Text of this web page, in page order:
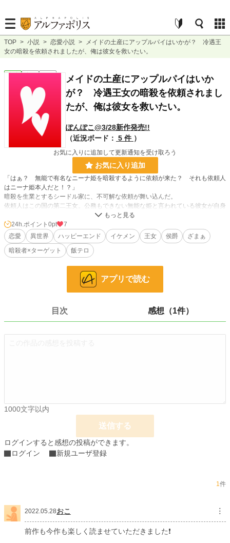
TOP > 小説 > 恋愛小説 >
メイドの土産にアップルパイはいかが？ 冷遇王
女の暗殺を依頼されましたが、俺は彼女を救いたい。
恋愛 完結 短編
メイドの土産にアップルパイはいか
が？ 冷遇王女の暗殺を依頼されまし
たが、俺は彼女を救いたい。
ぽんぽこ@3/28新作発売!!
（近況ボード： 5 件 ）
お気に入りに追加して更新通知を受け取ろう
お気に入り追加
「はぁ？ 無能で有名なニーナ姫を暗殺するように依頼が来た？ それも依頼人
はニーナ姫本人だと！？」
暗殺を生業とするシードル家に、不可解な依頼が舞い込んだ。
依頼人はこの国の第二王女。公務もできない無能な姫と言われている彼女が自身
不審に思ったシードル侯爵家当主のヴィクターはニーナ姫の元を訪ねることにこ
とにした。
しかしそこで出逢った彼女は、とても自殺を望んでいるようには見えなかった。
だがニーナ姫を知ろうとすればするほど、ヴィクターは彼女に惹かれていく。
国を護る番犬としての立場と彼女の間で揺れるヴィクター。
きた侯爵様が私を救ってくれるようです。』のヒーローサイドのお話です。
恋愛 66,313 位 / 66,313 件
24h.ポイント 0 pt
初回完結日時 2022.05.27 22:01
24h.ポイント 0pt
7
恋愛
異世界 ハッピーエンド イケメン 王女 侯爵
ざまぁ
暗殺者×ターゲット
飯テロ
アプリで読む
目次 感想（1件）
1000文字以内
送信する
ログインすると感想の投稿ができます。
ログイン
新規ユーザ登録
1件
2022.05.28おこ ︙
前作も今作も楽しく読ませていただきました❗️